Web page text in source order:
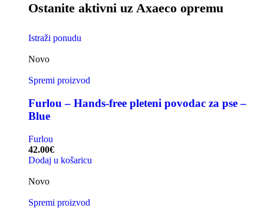
Ostanite aktivni uz Axaeco opremu
Istraži ponudu
Novo
Spremi proizvod
Furlou – Hands-free pleteni povodac za pse –
Blue
Furlou
42.00€
Dodaj u košaricu
Novo
Spremi proizvod